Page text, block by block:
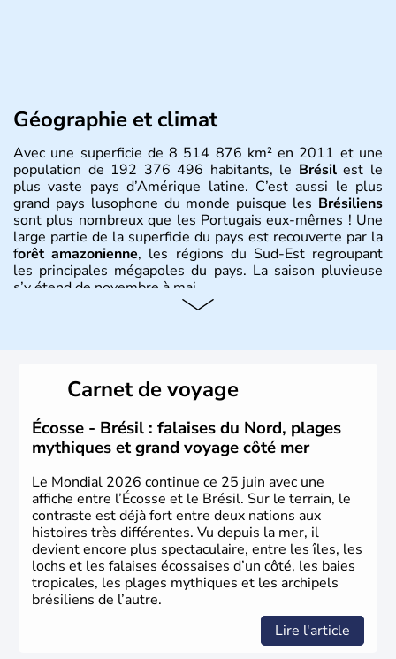
Géographie et climat
Avec une superficie de 8 514 876 km² en 2011 et une
population de 192 376 496 habitants, le Brésilest le
plus vaste pays d’Amérique latine. C’est aussi le plus
grand pays lusophone du monde puisque les Brésiliens
sont plus nombreux que les Portugais eux-mêmes ! Une
large partie de la superficie du pays est recouverte par la
forêt amazonienne, les régions du Sud-Est regroupant
les principales mégapoles du pays. La saison pluvieuse
s’y étend de novembre à mai.
du Brésil ont été atteintes par le portugais Cabral en
1500. Durant le XVIe siècle, de très nombreux esclaves
venus d'Afrique ont permis une large exploitation des
ressources en sucre du pays.
Carnet de voyage
Écosse - Brésil : falaises du Nord, plages
mythiques et grand voyage côté mer
Le Mondial 2026 continue ce 25 juin avec une
affiche entre l’Écosse et le Brésil. Sur le terrain, le
contraste est déjà fort entre deux nations aux
histoires très différentes. Vu depuis la mer, il
devient encore plus spectaculaire, entre les îles, les
lochs et les falaises écossaises d’un côté, les baies
tropicales, les plages mythiques et les archipels
brésiliens de l’autre.
Lire l'article